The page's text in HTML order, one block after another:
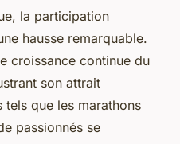
la participation
hausse remarquable.
croissance continue du
son attrait
tels que les marathons
passionnés se